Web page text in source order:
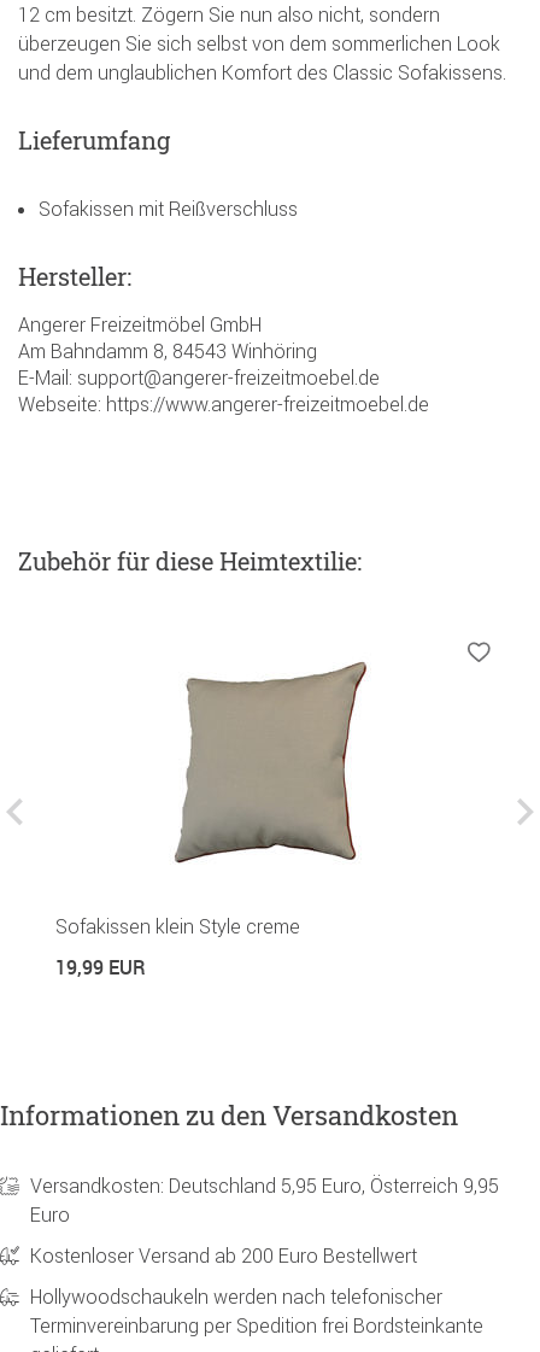
12 cm besitzt. Zögern Sie nun also nicht, sondern
überzeugen Sie sich selbst von dem sommerlichen Look
und dem unglaublichen Komfort des Classic Sofakissens.
Lieferumfang
Sofakissen mit Reißverschluss
Hersteller:
Angerer Freizeitmöbel GmbH
Am Bahndamm 8, 84543 Winhöring
E-Mail: support@angerer-freizeitmoebel.de
Webseite: https://www.angerer-freizeitmoebel.de
Zubehörfür diese Heimtextilie:
Sofakissen klein Style creme
19,99 EUR
Informationen zu den Versandkosten
Versandkosten: Deutschland 5,95 Euro, Österreich 9,95
Euro
Kostenloser Versand ab 200 Euro Bestellwert
Hollywoodschaukeln werden nach telefonischer
Terminvereinbarung per Spedition frei Bordsteinkante